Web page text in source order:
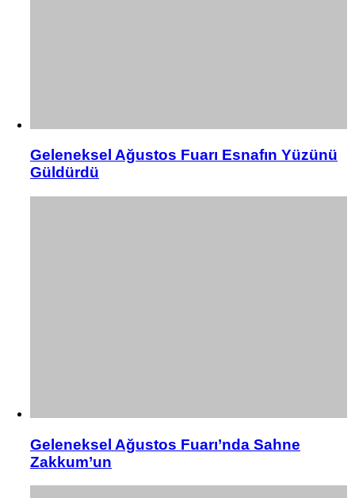
Geleneksel Ağustos Fuarı Esnafın Yüzünü
Güldürdü
Geleneksel Ağustos Fuarı’nda Sahne
Zakkum’un